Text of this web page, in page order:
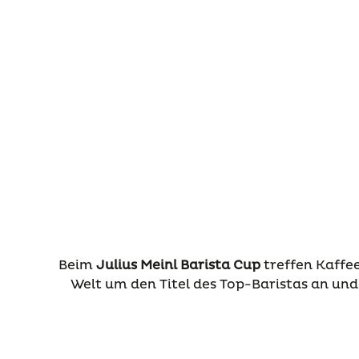
Beim Julius Meinl Barista Cuptreffen
Welt um den Titel des Top-Baristas an